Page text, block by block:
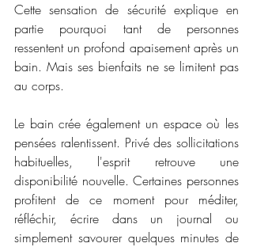
Cette sensation de sécurité explique en
partie pourquoi tant de personnes
ressentent un profond apaisement après un
bain. Mais ses bienfaits ne se limitent pas
au corps.
Le bain crée également un espace où les
pensées ralentissent. Privé des sollicitations
habituelles, l'esprit retrouve une
disponibilité nouvelle. Certaines personnes
profitent de ce moment pour méditer,
réfléchir, écrire dans un journal ou
simplement savourer quelques minutes de